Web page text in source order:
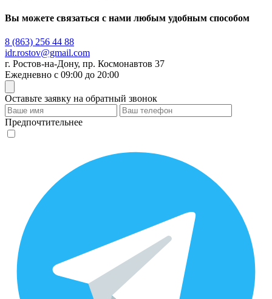
Вы можете связаться с нами любым удобным способом
8 (863) 256 44 88
idr.rostov@gmail.com
г. Ростов-на-Дону, пр. Космонавтов 37
Ежедневно с 09:00 до 20:00
Оставьте заявку на обратный звонок
Предпочтительнее